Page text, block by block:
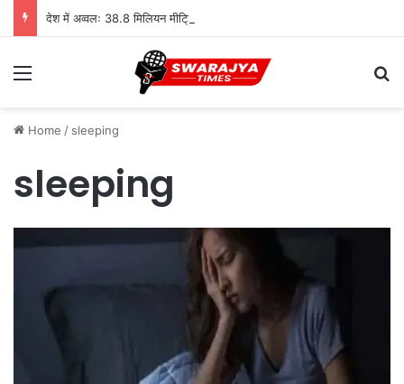
Menu
Home / sleeping
sleeping